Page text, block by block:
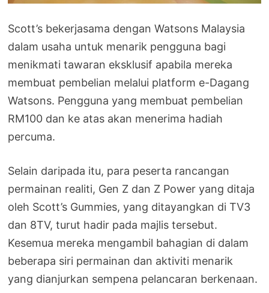
Scott’s bekerjasama dengan Watsons Malaysia
dalam usaha untuk menarik pengguna bagi
menikmati tawaran eksklusif apabila mereka
membuat pembelian melalui platform e-Dagang
Watsons. Pengguna yang membuat pembelian
RM100 dan ke atas akan menerima hadiah
percuma.
Selain daripada itu, para peserta rancangan
permainan realiti, Gen Z dan Z Power yang ditaja
oleh Scott’s Gummies, yang ditayangkan di TV3
dan 8TV, turut hadir pada majlis tersebut.
Kesemua mereka mengambil bahagian di dalam
beberapa siri permainan dan aktiviti menarik
yang dianjurkan sempena pelancaran berkenaan.